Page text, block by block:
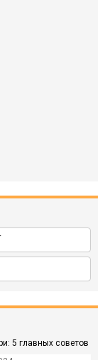
5 главных советов